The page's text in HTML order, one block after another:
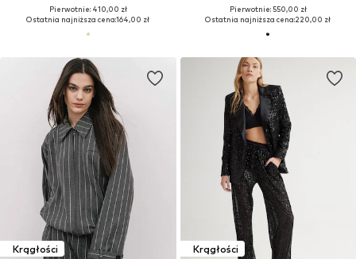
Pierwotnie: 410,00 zł
Ostatnia najniższa cena:164,00 zł
Pierwotnie: 550,00 zł
Ostatnia najniższa cena:220,00 zł
Krągłości
Krągłości